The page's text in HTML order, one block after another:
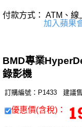
付款方式： ATM、線
加入蘋果
BMD專業
錄影機
訂購編號：P1433 建議售
優惠價(含稅)：